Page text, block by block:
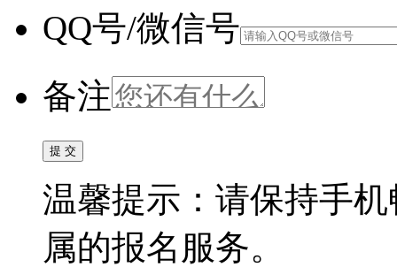
QQ号/微信号
备注
温馨提示：请保持手
属的报名服务。